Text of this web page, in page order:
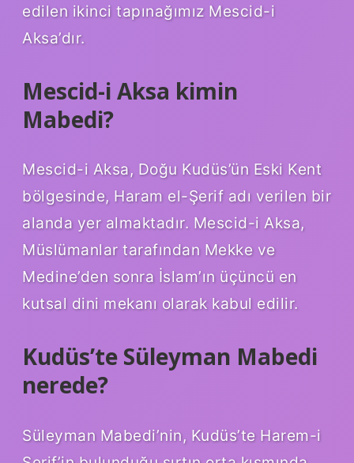
edilen ikinci tapınağımız Mescid-i
Aksa’dır.
Mescid-i Aksa kimin
Mabedi?
Mescid-i Aksa, Doğu Kudüs’ün Eski Kent
bölgesinde, Haram el-Şerif adı verilen bir
alanda yer almaktadır. Mescid-i Aksa,
Müslümanlar tarafından Mekke ve
Medine’den sonra İslam’ın üçüncü en
kutsal dini mekanı olarak kabul edilir.
Kudüs’te Süleyman Mabedi
nerede?
Süleyman Mabedi’nin, Kudüs’te Harem-i